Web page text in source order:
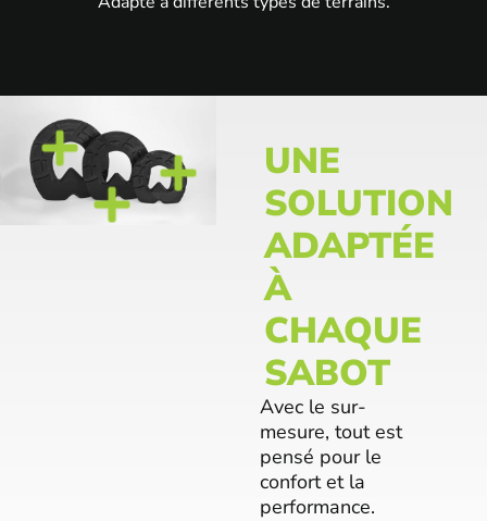
La semelle est conçu
d’après des mesures de
longueur et largeur pour
épouser la morphologie du
sabot.
3D
UNE
SOLUTION
ADAPTÉE
À
CHAQUE
SABOT
Avec le sur-
mesure, tout est
pensé pour le
confort et la
performance.